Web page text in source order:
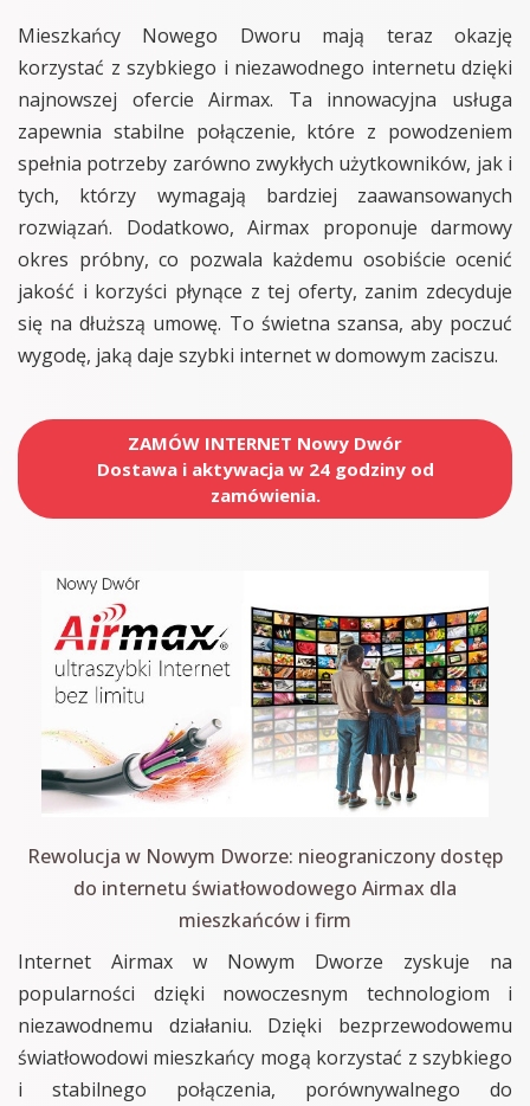
Mieszkańcy Nowego Dworu mają teraz okazję
korzystać z szybkiego i niezawodnego internetu dzięki
najnowszej ofercie Airmax. Ta innowacyjna usługa
zapewnia stabilne połączenie, które z powodzeniem
spełnia potrzeby zarówno zwykłych użytkowników, jak i
tych, którzy wymagają bardziej zaawansowanych
rozwiązań. Dodatkowo, Airmax proponuje darmowy
okres próbny, co pozwala każdemu osobiście ocenić
jakość i korzyści płynące z tej oferty, zanim zdecyduje
się na dłuższą umowę. To świetna szansa, aby poczuć
wygodę, jaką daje szybki internet w domowym zaciszu.
ZAMÓW INTERNET Nowy Dwór
Dostawa i aktywacja w 24 godziny od
zamówienia.
Rewolucja w Nowym Dworze: nieograniczony dostęp
do internetu światłowodowego Airmax dla
mieszkańców i firm
Internet Airmax w Nowym Dworze zyskuje na
popularności dzięki nowoczesnym technologiom i
niezawodnemu działaniu. Dzięki bezprzewodowemu
światłowodowi mieszkańcy mogą korzystać z szybkiego
i stabilnego połączenia, porównywalnego do